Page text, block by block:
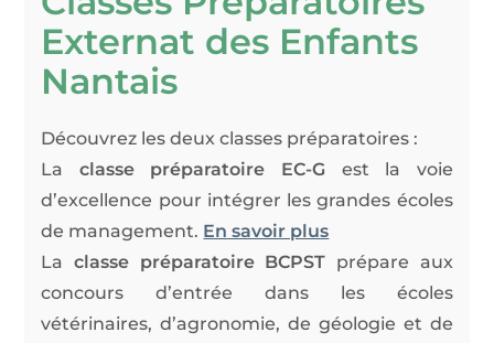
Externat des Enfants
Nantais
Découvrez les deux classes préparatoires :
La classe préparatoire EC-G est la voie
d’excellence pour intégrer les grandes écoles
de management. En savoir plus
Laclasse préparatoire BCPST prépare aux
concours d’entrée dans les écoles
vétérinaires, d’agronomie, de géologie et de